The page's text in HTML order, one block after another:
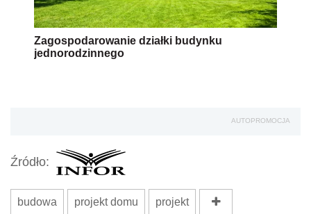
Zagospodarowanie działki budynku
jednorodzinnego
AUTOPROMOCJA
Źródło:
budowa projekt domu projekt